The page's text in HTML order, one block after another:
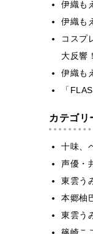
伊織も
伊織も
コスプ
大反響！
伊織も
「
カテゴリ
十味、
声優・
東雲う
本郷柚
東雲う